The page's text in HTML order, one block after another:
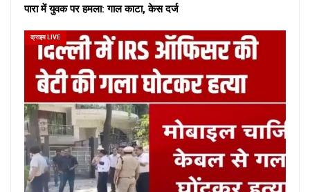
पारा में युवक पर हमला: गाल काटा, केस दर्ज
क्राइम LIVE